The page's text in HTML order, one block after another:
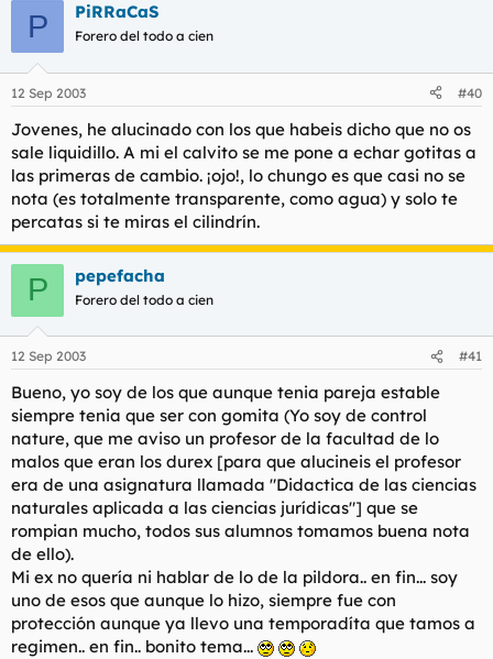
P PiRRaCaS
Forero del todo a cien
12 Sep 2003 #40
Jovenes, he alucinado con los que habeis dicho que no os
sale liquidillo. A mi el calvito se me pone a echar gotitas a
las primeras de cambio. ¡ojo!, lo chungo es que casi no se
nota (es totalmente transparente, como agua) y solo te
percatas si te miras el cilindrín.
P pepefacha
Forero del todo a cien
12 Sep 2003 #41
Bueno, yo soy de los que aunque tenia pareja estable
siempre tenia que ser con gomita (Yo soy de control
nature, que me aviso un profesor de la facultad de lo
malos que eran los durex [para que alucineis el profesor
era de una asignatura llamada "Didactica de las ciencias
naturales aplicada a las ciencias jurídicas"] que se
rompian mucho, todos sus alumnos tomamos buena nota
de ello).
Mi ex no quería ni hablar de lo de la pildora.. en fin... soy
uno de esos que aunque lo hizo, siempre fue con
protección aunque ya llevo una temporadíta que tamos a
regimen.. en fin.. bonito tema...